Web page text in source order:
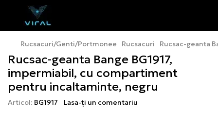
Rucsacuri/Genti/Portmonee Rucsacuri Rucsac-geanta
Rucsac-geanta Bange BG1917,
impermiabil, cu compartiment
pentru incaltaminte, negru
Articol: BG1917 Lasa-ți un comentariu